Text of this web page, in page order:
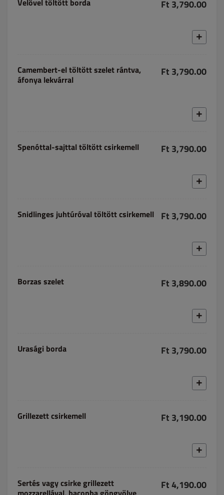
Velővel töltött borda Ft 3,790.00
Camembert-el töltött szelet rántva,
áfonya lekvárral
Ft 3,790.00
Spenóttal-sajttal töltött csirkemell Ft 3,790.00
Snidlinges juhtúróval töltött csirkemell Ft 3,790.00
Borzas szelet Ft 3,890.00
Urasági borda Ft 3,790.00
Grillezett csirkemell Ft 3,190.00
Sertés vagy csirke grillezett
Ft 4,190.00